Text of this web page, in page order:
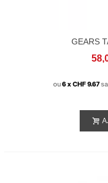
GEARS
ou6 x CHF 9.67